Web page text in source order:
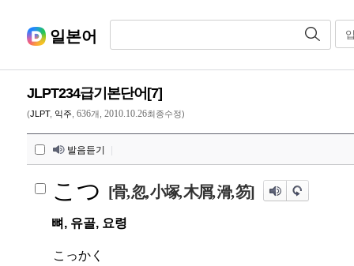
일본어
JLPT234급기본단어[7]
(JLPT, 익주 636개, 2010.10.26최종수정)
발음듣기
こつ [骨, 忽, 小塚, 木屑, 滑, 笏]
뼈, 유골, 요령
こっかく